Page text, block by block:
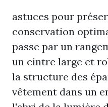
astuces pour
conservation
passe par un
un cintre large et
la structure des
vêtement dans un